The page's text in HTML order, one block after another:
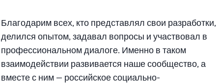
Благодарим всех, кто представлял свои разработки,
делился опытом, задавал вопросы и участвовал в
профессиональном диалоге. Именно в таком
взаимодействии развивается наше сообщество, а
вместе с ним — российское социально-